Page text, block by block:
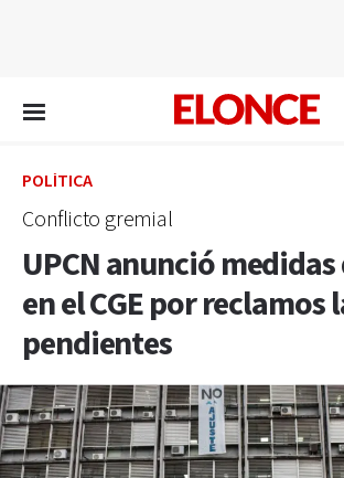
POLÍTICA
Conflicto gremial
UPCN anunció
en el CGE por reclamos
pendientes